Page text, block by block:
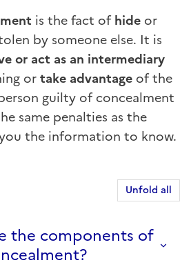
is the fact ofhide or
by someone else. It is
or act as an intermediary
ortake advantage of the
guilty of concealment
same penalties as the
the information to know.
Unfold all
the components of